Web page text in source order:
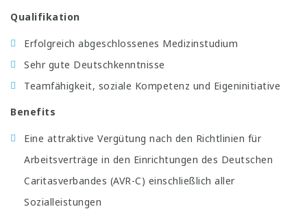
Qualifikation
Erfolgreich abgeschlossenes Medizinstudium
Sehr gute Deutschkenntnisse
Teamfähigkeit, soziale Kompetenz und Eigeninitiative
Benefits
Eine attraktive Vergütung nach den Richtlinien für
Arbeitsverträge in den Einrichtungen des Deutschen
Caritasverbandes (AVR-C) einschließlich aller
Sozialleistungen